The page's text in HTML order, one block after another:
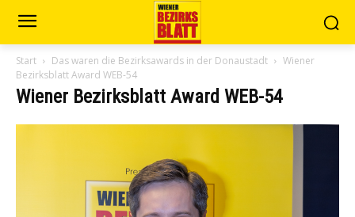
Start Das waren die Bezirksawards in der Donaustadt
Wiener
Bezirksblatt Award WEB-54
Wiener Bezirksblatt Award WEB-54